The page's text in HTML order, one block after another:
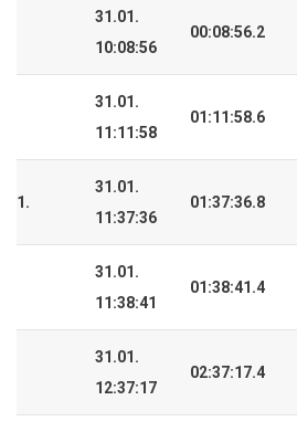
31.01.
10:08:56
00:08:56.2
31.01.
11:11:58
01:11:58.6
1.
31.01.
11:37:36
01:37:36.8
31.01.
11:38:41
01:38:41.4
31.01.
12:37:17
02:37:17.4